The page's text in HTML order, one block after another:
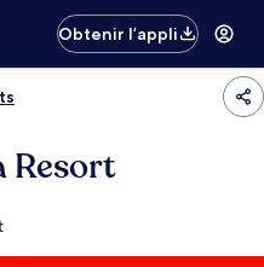
Obtenir l’appli
Resort